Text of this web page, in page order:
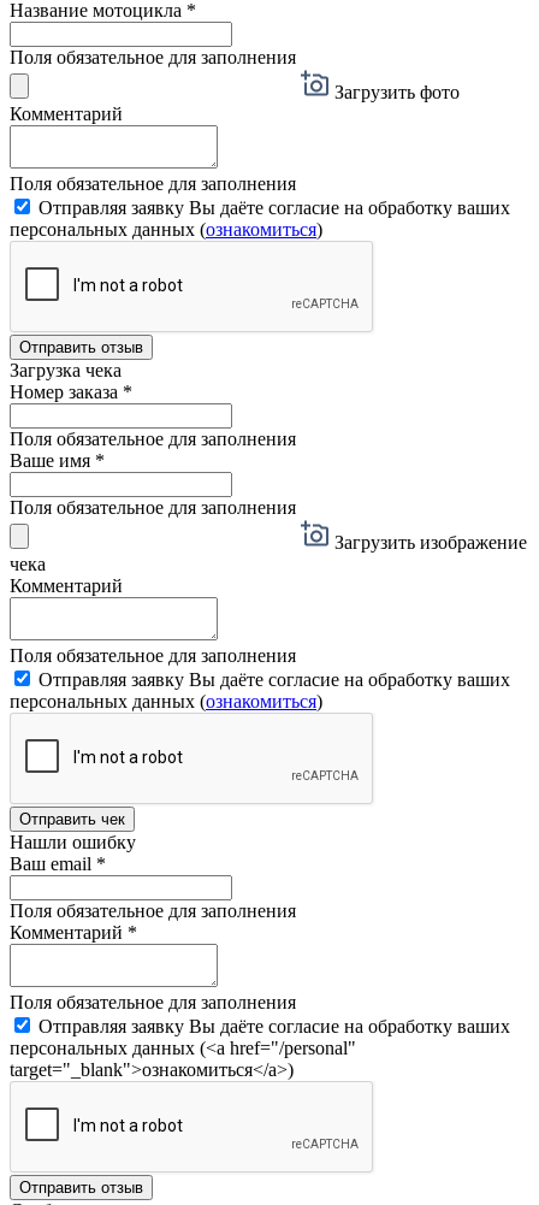
Название мотоцикла *
Поля обязательное для заполнения
Загрузить фото
Комментарий
Поля обязательное для заполнения
Отправляя заявку Вы даёте согласие на обработку ваших
персональных данных (ознакомиться)
Отправить отзыв
Загрузка чека
Номер заказа *
Поля обязательное для заполнения
Ваше имя *
Поля обязательное для заполнения
Загрузить изображение
чека
Комментарий
Поля обязательное для заполнения
Отправляя заявку Вы даёте согласие на обработку ваших
персональных данных (ознакомиться)
Отправить чек
Нашли ошибку
Ваш email *
Поля обязательное для заполнения
Комментарий *
Поля обязательное для заполнения
Отправляя заявку Вы даёте согласие на обработку ваших
персональных данных (<a href="/personal"
target="_blank">ознакомиться</a>)
Отправить отзыв